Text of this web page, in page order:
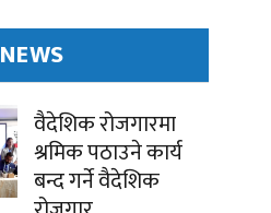
वैदेशिक रोजगारमा
श्रमिक पठाउने कार्य
बन्द गर्ने वैदेशिक